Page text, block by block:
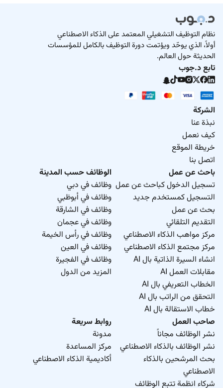
نظام التوظيف التشغيلي المعتمد على الذكاء الاصطناعي
أولاً، الذي يوحّد ويؤتمت دورة التوظيف بالكامل للمؤسسات
الحديثة حول العالم.
تابع د.جوب
الشركة
نبذة عنا
كيف نعمل
خريطة الموقع
اتصل بنا
باحث عن عمل
تسجيل الدخول كباحث عن عمل
التسجيل كمستخدم جديد
بحث عن عمل
التقديم التلقائي
مركز مواهب الذكاء الاصطناعي
مركز مجتمع الذكاء الاصطناعي
انشاء السيرة الذاتية بال AI
مقابلات العمل AI
الخطاب التعريفي بال AI
التحقق من الراتب بال AI
خطاب الاستقالة بال AI
الوظائف حسب المدينة
وظائف في دبي
وظائف في أبوظبي
وظائف في الشارقة
وظائف في عجمان
وظائف في رأس الخيمة
وظائف في العين
وظائف في الفجيرة
المزيد من الدول
صاحب العمل
نشر الوظائف مجاناً
نشر الوظائف بالذكاء الاصطناعي
بحث المرشحين بالذكاء
الاصطناعي
شركاء انظمة تتبع الوظائف
روابط سريعة
مدونة
مركز المساعدة
أكاديمية الذكاء الاصطناعي